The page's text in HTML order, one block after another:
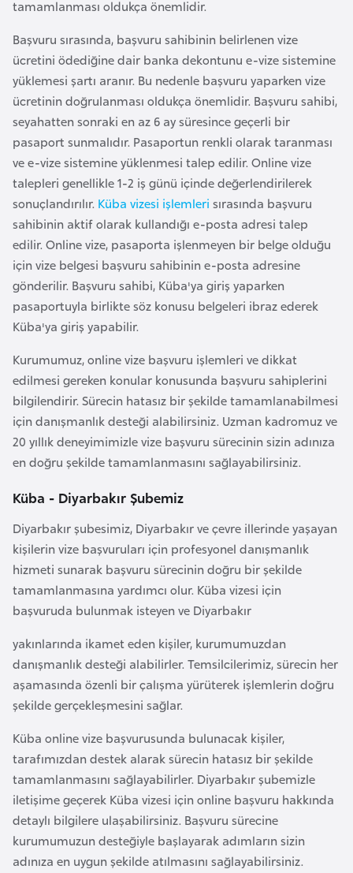
tamamlanması oldukça önemlidir.
Başvuru sırasında, başvuru sahibinin belirlenen vize
ücretini ödediğine dair banka dekontunu e-vize sistemine
yüklemesi şartı aranır. Bu nedenle başvuru yaparken vize
ücretinin doğrulanması oldukça önemlidir. Başvuru sahibi,
seyahatten sonraki en az 6 ay süresince geçerli bir
pasaport sunmalıdır. Pasaportun renkli olarak taranması
ve e-vize sistemine yüklenmesi talep edilir. Online vize
talepleri genellikle 1-2 iş günü içinde değerlendirilerek
sonuçlandırılır. Küba vizesi işlemleri sırasında başvuru
sahibinin aktif olarak kullandığı e-posta adresi talep
edilir. Online vize, pasaporta işlenmeyen bir belge olduğu
için vize belgesi başvuru sahibinin e-posta adresine
gönderilir. Başvuru sahibi, Küba'ya giriş yaparken
pasaportuyla birlikte söz konusu belgeleri ibraz ederek
Küba'ya giriş yapabilir.
Kurumumuz, online vize başvuru işlemleri ve dikkat
edilmesi gereken konular konusunda başvuru sahiplerini
bilgilendirir. Sürecin hatasız bir şekilde tamamlanabilmesi
için danışmanlık desteği alabilirsiniz. Uzman kadromuz ve
20 yıllık deneyimimizle vize başvuru sürecinin sizin adınıza
en doğru şekilde tamamlanmasını sağlayabilirsiniz.
Küba - Diyarbakır Şubemiz
Diyarbakır şubesimiz, Diyarbakır ve çevre illerinde yaşayan
kişilerin vize başvuruları için profesyonel danışmanlık
hizmeti sunarak başvuru sürecinin doğru bir şekilde
tamamlanmasına yardımcı olur. Küba vizesi için
başvuruda bulunmak isteyen ve Diyarbakır
yakınlarında ikamet eden kişiler, kurumumuzdan
danışmanlık desteği alabilirler. Temsilcilerimiz, sürecin her
aşamasında özenli bir çalışma yürüterek işlemlerin doğru
şekilde gerçekleşmesini sağlar.
Küba online vize başvurusunda bulunacak kişiler,
tarafımızdan destek alarak sürecin hatasız bir şekilde
tamamlanmasını sağlayabilirler. Diyarbakır şubemizle
iletişime geçerek Küba vizesi için online başvuru hakkında
detaylı bilgilere ulaşabilirsiniz. Başvuru sürecine
kurumumuzun desteğiyle başlayarak adımların sizin
adınıza en uygun şekilde atılmasını sağlayabilirsiniz.
a
d
e
ş
B
e
l
a
r
u
s
B
e
l
ç
i
k
a
B
n
i
n
B
o
n
a
H
e
r
s
e
k
B
u